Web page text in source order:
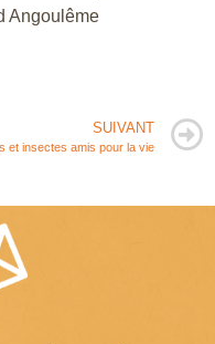
Angoulême
SUIVANT
et insectes amis pour la vie